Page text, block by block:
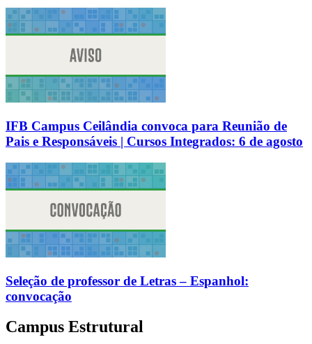
IFB Campus Ceilândia convoca para Reunião de
Pais e Responsáveis | Cursos Integrados: 6 de agosto
Seleção de professor de Letras – Espanhol:
convocação
Campus Estrutural